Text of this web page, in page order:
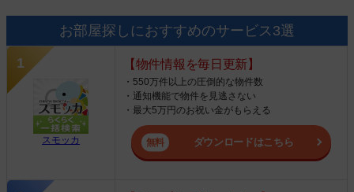
お部屋探しにおすすめのサービス3選
スモッカ
【物件情報を毎日更新】
・550万件以上の圧倒的な物件数
・通知機能で物件を見逃さない
・最大5万円のお祝い金がもらえる
ダウンロードはこちら